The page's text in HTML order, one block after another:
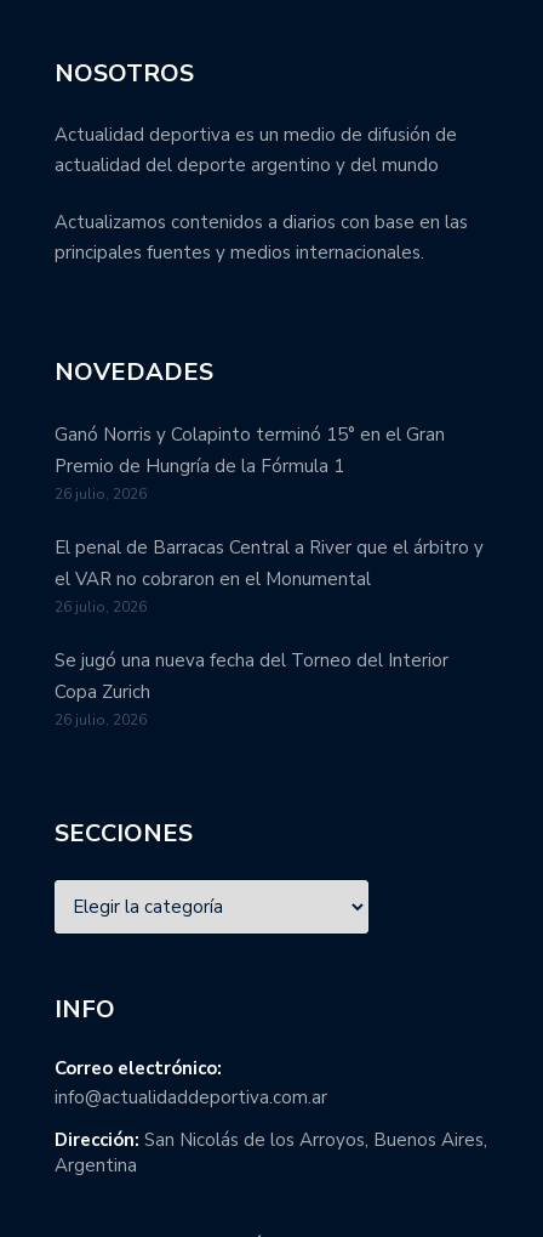
NOSOTROS
Actualidad deportiva es un medio de difusión de
actualidad del deporte argentino y del mundo
Actualizamos contenidos a diarios con base en las
principales fuentes y medios internacionales.
NOVEDADES
Ganó Norris y Colapinto terminó 15° en el Gran
Premio de Hungría de la Fórmula 1
26 julio, 2026
El penal de Barracas Central a River que el árbitro y
el VAR no cobraron en el Monumental
26 julio, 2026
Se jugó una nueva fecha del Torneo del Interior
Copa Zurich
26 julio, 2026
SECCIONES
INFO
Correo electrónico:
info@actualidaddeportiva.com.ar
Dirección: San Nicolás de los Arroyos, Buenos Aires,
Argentina